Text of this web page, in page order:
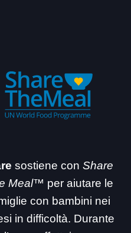
sostiene conShare
Meal™ per aiutare le
con bambini nei
in difficoltà. Durante